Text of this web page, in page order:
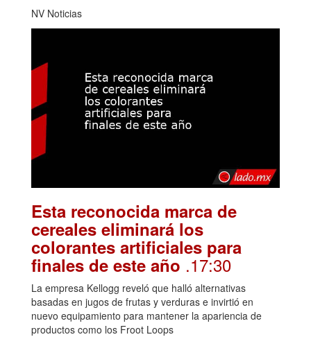
NV Noticias
Esta reconocida marca de
cereales eliminará los
colorantes artificiales para
finales de este año .17:30
La empresa Kellogg reveló que halló alternativas
basadas en jugos de frutas y verduras e invirtió en
nuevo equipamiento para mantener la apariencia de
productos como los Froot Loops